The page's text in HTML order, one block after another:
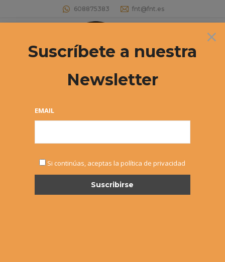
608875383 fnt@fnt.es
Buscar:
Archivos diarios:27 agosto, 2019
×
Suscríbete a nuestra
Newsletter
EMAIL
Si continúas, aceptas la política de privacidad